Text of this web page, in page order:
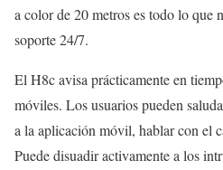
a color de 20 metros es todo lo que
soporte 24/7.
El H8c avisa prácticamente en
móviles. Los usuarios pueden
a la aplicación móvil, hablar con el
Puede disuadir activamente a los